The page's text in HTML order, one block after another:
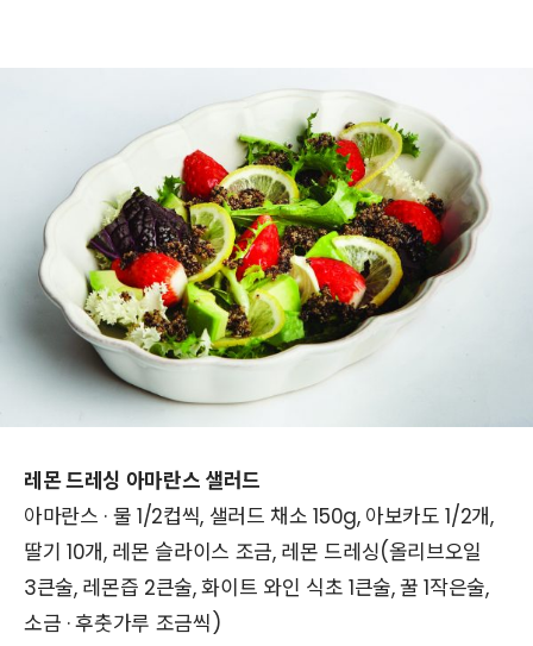
레몬 드레싱 아마란스 샐러드
아마란스 · 물 1/2컵씩, 샐러드 채소 150g, 아보카도 1/2개,
딸기 10개, 레몬 슬라이스 조금, 레몬 드레싱(올리브오일
3큰술, 레몬즙 2큰술, 화이트 와인 식초 1큰술, 꿀 1작은술,
소금 · 후춧가루 조금씩)